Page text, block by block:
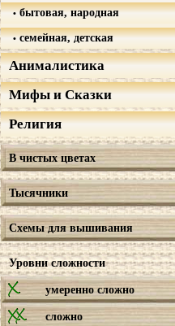
бытовая, народная
семейная, детская
Анималистика
Мифы и Сказки
Религия
В чистых цветах
Тысячники
Схемы для вышивания
Уровни сложности
умеренно сложно
сложно